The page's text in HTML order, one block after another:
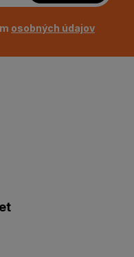
osobných údajov